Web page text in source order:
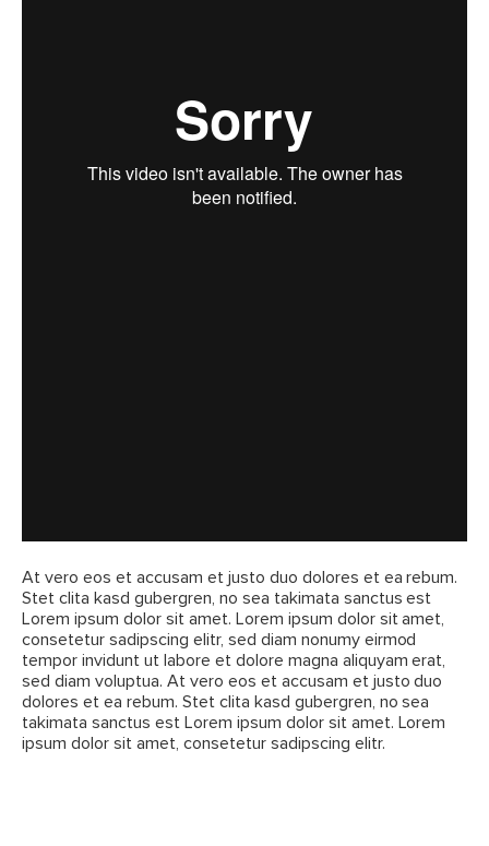
At vero eos et accusam et justo duo dolores et ea rebum.
Stet clita kasd gubergren, no sea takimata sanctus est
Lorem ipsum dolor sit amet. Lorem ipsum dolor sit amet,
consetetur sadipscing elitr, sed diam nonumy eirmod
tempor invidunt ut labore et dolore magna aliquyam erat,
sed diam voluptua. At vero eos et accusam et justo duo
dolores et ea rebum. Stet clita kasd gubergren, no sea
takimata sanctus est Lorem ipsum dolor sit amet. Lorem
ipsum dolor sit amet, consetetur sadipscing elitr.